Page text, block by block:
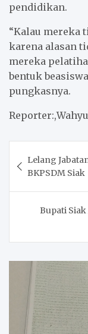
pendidikan.
“Kalau mereka
karena alasan
mereka
bentuk
pungkasnya.
Reporter:,Wahyu
Lelang
BKPSDM Siak
Bupati